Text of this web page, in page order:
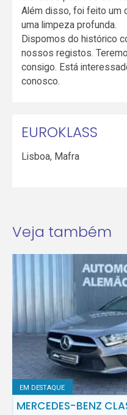
Além disso, foi feito um
uma limpeza profunda.
Dispomos do histórico
nossos registos.
consigo. Está
conosco.
EUROKLASS
Lisboa, Mafra
Veja também
EM DESTAQUE
MERCEDES-BENZ